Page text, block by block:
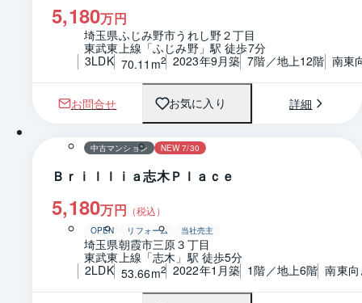
5,180万円
埼玉県ふじみ野市うれし野２丁目
東武東上線「ふじみ野」駅 徒歩7分
3LDK 70.11m2 2023年9月築 7階／地上12階 南東
お問合せ お気に入り 詳細
1 / 0 間取り
中古マンション NEW 7/30
Ｂｒｉｌｌｉａ志木Ｐｌａｃｅ
5,180万円 （税込）
OPEN リフォーム 当社売主
埼玉県朝霞市三原３丁目
東武東上線「志木」駅 徒歩5分
2LDK 53.66m2 2022年1月築 1階／地上6階 南東